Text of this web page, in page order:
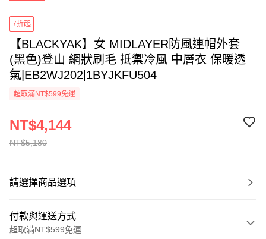
7折起
【BLACKYAK】女 MIDLAYER防風連帽外套
(黑色)登山 網狀刷毛 抵禦冷風 中層衣 保暖透
氣|EB2WJ202|1BYJKFU504
超取滿NT$599免運
NT$5,180
NT$4,144
請選擇商品選項
付款與運送方式
超取滿NT$599免運